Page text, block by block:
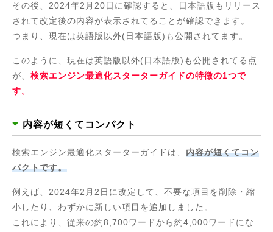
その後、2024年2月20日に確認すると、日本語版もリリース
されて改定後の内容が表示されてることが確認できます。
つまり、現在は英語版以外(日本語版)も公開されてます。
このように、現在は英語版以外(日本語版)も公開されてる点
が、 検索エンジン最適化スターターガイドの特徴の1つで
す。
内容が短くてコンパクト
検索エンジン最適化スターターガイドは、 内容が短くてコン
パクトです。
例えば、2024年2月2日に改定して、不要な項目を削除・縮
小したり、わずかに新しい項目を追加しました。
これにより、従来の約8,700ワードから約4,000ワードにな